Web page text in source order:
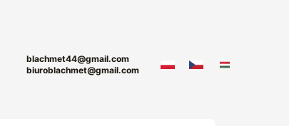
blachmet44@gmail.com
biuroblachmet@gmail.com